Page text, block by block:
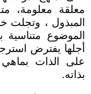
معلقة معلومة،
المبذول ، وتجلت
الموضوع متناسية
أجلها يفترض
على الذات
بذاته.